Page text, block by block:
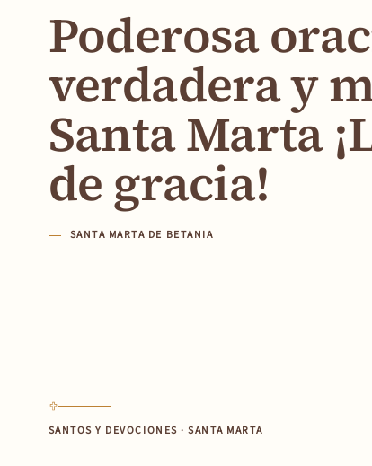
Poderosa
verdadera y
Santa Marta
de gracia!
SANTA MARTA DE BETANIA
SANTOS Y DEVOCIONES · SANTA MARTA